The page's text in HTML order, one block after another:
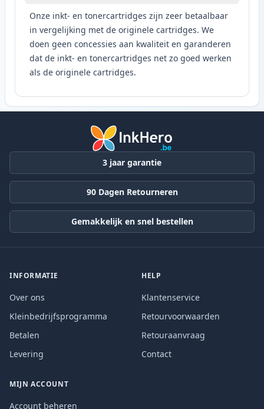
Onze inkt- en tonercartridges zijn zeer betaalbaar
in vergelijking met de originele cartridges. We
doen geen concessies aan kwaliteit en garanderen
dat de inkt- en tonercartridges net zo goed werken
als de originele cartridges.
3 jaar garantie
90 Dagen Retourneren
Gemakkelijk en snel bestellen
INFORMATIE
Over ons
Kleinbedrijfsprogramma
Betalen
Levering
HELP
Klantenservice
Retourvoorwaarden
Retouraanvraag
Contact
MIJN ACCOUNT
Account beheren